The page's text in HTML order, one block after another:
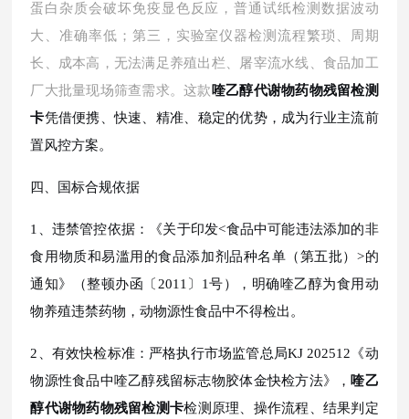
蛋白杂质会破坏免疫显色反应，普通试纸检测数据波动
大、准确率低；第三，实验室仪器检测流程繁琐、周期
长、成本高，无法满足养殖出栏、屠宰流水线、食品加工
厂大批量现场筛查需求。这款 喹乙醇代谢物药物残留检测
卡凭借便携、快速、精准、稳定的优势，成为行业主流前
置风控方案。
四、国标合规依据
1、违禁管控依据：《关于印发<食品中可能违法添加的非
食用物质和易滥用的食品添加剂品种名单（第五批）>的
通知》（整顿办函〔2011〕1号），明确喹乙醇为食用动
物养殖违禁药物，动物源性食品中不得检出。
2、有效快检标准：严格执行市场监管总局KJ 202512《动
物源性食品中喹乙醇残留标志物胶体金快检方法》， 喹乙
醇代谢物药物残留检测卡检测原理、操作流程、结果判定